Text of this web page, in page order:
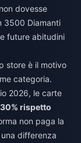
dovesse
3500 Diamanti
future abitudini
store è il motivo
categoria.
2026, le carte
rispetto
non paga la
differenza